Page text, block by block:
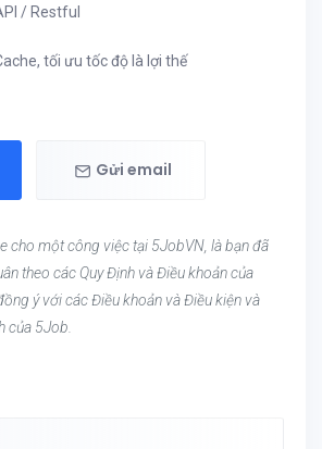
/ Restful
tối ưu tốc độ là lợi thế
Gửi email
cho một công việc tại 5JobVN, là bạn đã
theo các Quy Định và Điều khoản của
ý với các Điều khoản và Điều kiện và
của 5Job.